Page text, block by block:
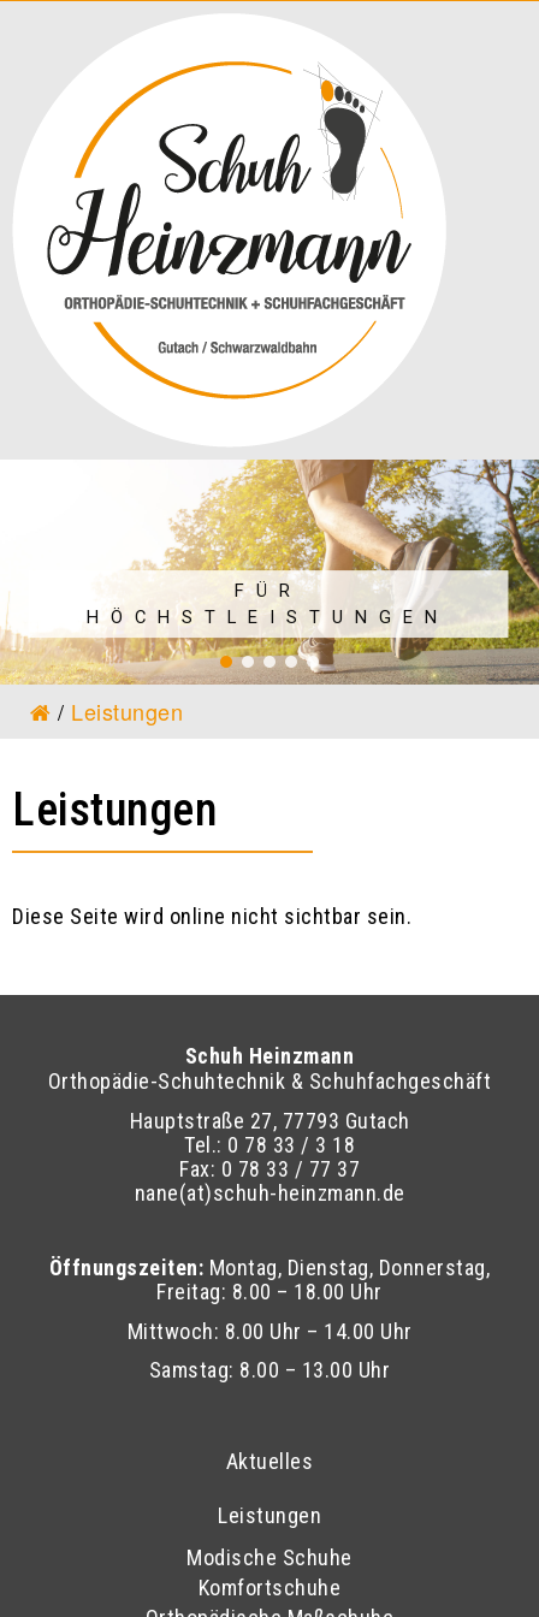
FÜR
HÖCHSTLEISTUNGEN
/ Leistungen
Leistungen
Diese Seite wird online nicht sichtbar sein.
Schuh Heinzmann
Orthopädie-Schuhtechnik & Schuhfachgeschäft
Hauptstraße 27, 77793 Gutach
Tel.: 0 78 33 / 3 18
Fax: 0 78 33 / 77 37
nane(at)schuh-heinzmann.de
Öffnungszeiten: Montag, Dienstag, Donnerstag,
Freitag: 8.00 – 18.00 Uhr
Mittwoch: 8.00 Uhr – 14.00 Uhr
Samstag: 8.00 – 13.00 Uhr
Aktuelles
Leistungen
Modische Schuhe
Komfortschuhe